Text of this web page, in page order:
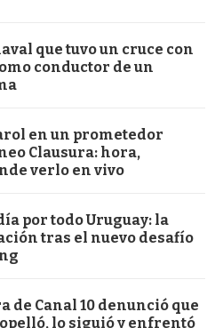
que tuvo un cruce con
conductor de un
en un prometedor
Clausura: hora,
verlo en vivo
por todo Uruguay: la
tras el nuevo desafío
de Canal 10 denunció que
lo siguió y enfrentó